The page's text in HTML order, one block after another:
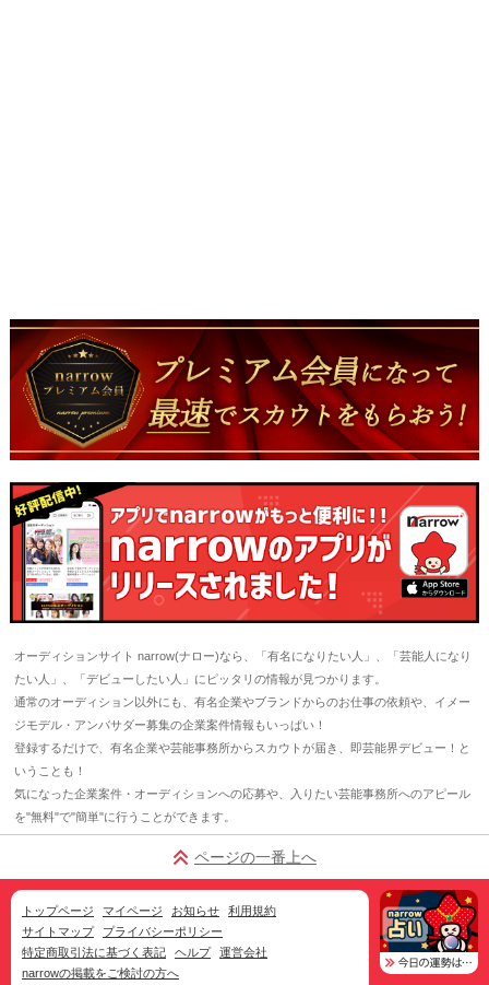
オーディションサイト narrow(ナロー)なら、「有名になりたい人」、「芸能人になり
たい人」、「デビューしたい人」にピッタリの情報が見つかります。
通常のオーディション以外にも、有名企業やブランドからのお仕事の依頼や、イメー
ジモデル・アンバサダー募集の企業案件情報もいっぱい！
登録するだけで、有名企業や芸能事務所からスカウトが届き、即芸能界デビュー！と
いうことも！
気になった企業案件・オーディションへの応募や、入りたい芸能事務所へのアピール
を"無料"で"簡単"に行うことができます。
ページの一番上へ
トップページ マイページ お知らせ
利用規約
サイトマップ
プライバシーポリシー
特定商取引法に基づく表記
ヘルプ
運営会社
narrowの掲載をご検討の方へ